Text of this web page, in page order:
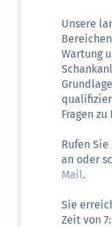
Unsere
Wartung
Fragen
Rufen Sie
an oder
Mail.
Sie
Zeit von